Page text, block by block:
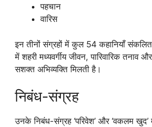
पहचान
वारिस
इन तीनों संग्रहों में कुल 54 कहानियाँ
में शहरी मध्यवर्गीय जीवन, पारिवारिक तनाव
सशक्त अभिव्यक्ति मिलती है।
निबंध-संग्रह
उनके निबंध-संग्रह ‘परिवेश’ और ‘वकलम खुद’